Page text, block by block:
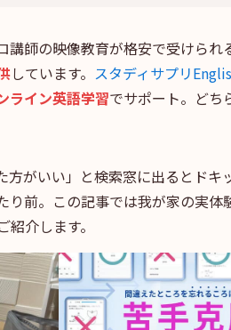
師の映像教育が格安で受けられ
しています。 スタディサプリ
ライン英語学習でサポート。どち
方がいい」と検索窓に出るとド
前。この記事では我が家の実
介します。